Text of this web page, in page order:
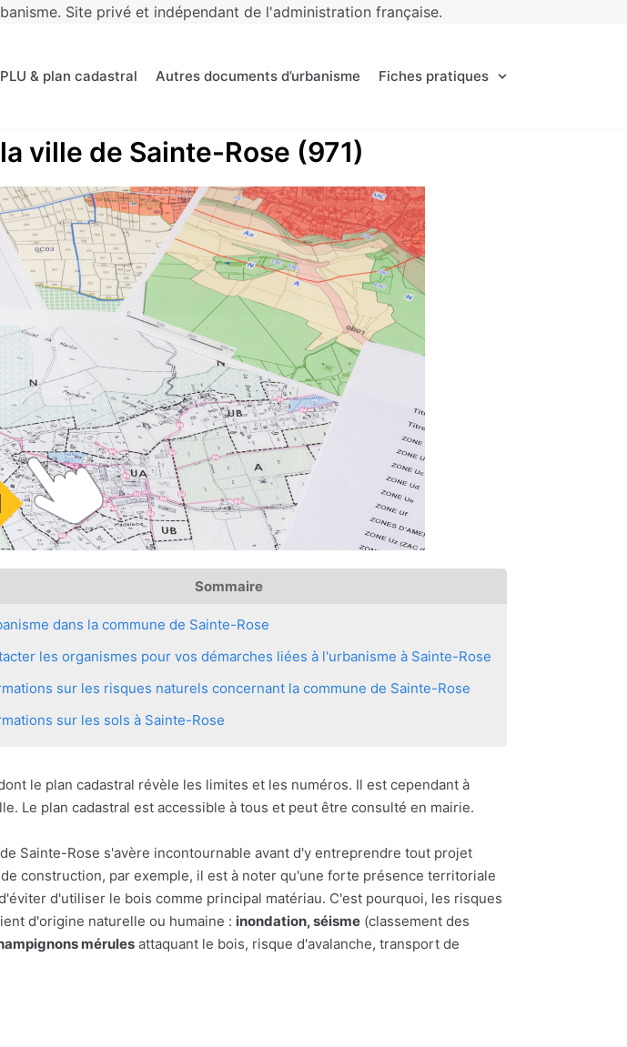
Site privé et indépendant de l'administration française.
PLU & plan cadastral Autres documents d’urbanisme Fiches pratiques
ville de Sainte-Rose (971)
Sommaire
dans la commune de Sainte-Rose
les organismes pour vos démarches liées à l'urbanisme à Sainte-Rose
sur les risques naturels concernant la commune de Sainte-Rose
sur les sols à Sainte-Rose
le plan cadastral révèle les limites et les numéros. Il est cependant à
Le plan cadastral est accessible à tous et peut être consulté en mairie.
Sainte-Rose s'avère incontournable avant d'y entreprendre tout projet
construction, par exemple, il est à noter qu'une forte présence territoriale
d'utiliser le bois comme principal matériau. C'est pourquoi, les risques
d'origine naturelle ou humaine : inondation, séisme (classement des
mérules attaquant le bois, risque d'avalanche, transport de